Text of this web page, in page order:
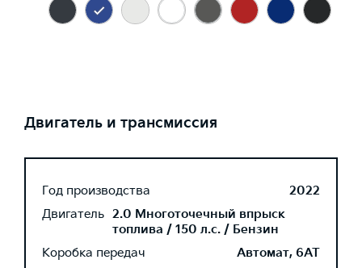
Двигатель и трансмиссия
Год производства
2022
Двигатель 2.0 Многоточечный впрыск
топлива / 150 л.с. / Бензин
Коробка передач
Автомат, 6AT